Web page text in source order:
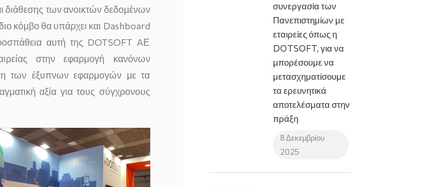
διάθεσης των ανοικτών δεδομένων
κόμβο θα υπάρχει και Dashboard
αυτή της DOTSOFT AΕ
στην εφαρμογή κανόνων
των έξυπνων εφαρμογών με τα
αξία για τους σύγχρονους
συνεργασία των
Πανεπιστημίων με
εταιρείες όπως η
DOTSOFT, για να
μπορέσουμε να
μετασχηματίσουμε
τα ερευνητικά
αποτελέσματα στην
πράξη
8 Δεκεμβρίου
2025